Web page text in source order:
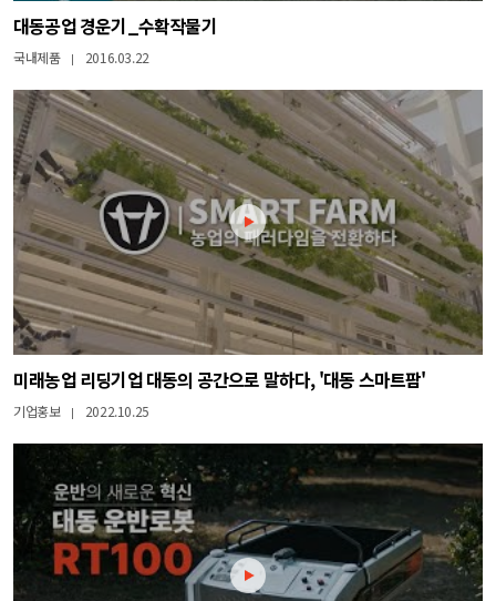
대동공업 경운기_수확작물기
국내제품 | 2016.03.22
미래농업 리딩기업 대동의 공간으로 말하다, '대동 스마트팜'
기업홍보 | 2022.10.25